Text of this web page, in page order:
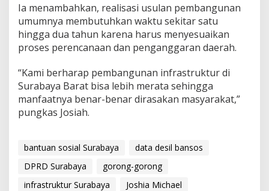
Ia menambahkan, realisasi usulan pembangunan
umumnya membutuhkan waktu sekitar satu
hingga dua tahun karena harus menyesuaikan
proses perencanaan dan penganggaran daerah.
“Kami berharap pembangunan infrastruktur di
Surabaya Barat bisa lebih merata sehingga
manfaatnya benar-benar dirasakan masyarakat,”
pungkas Josiah.
bantuan sosial Surabaya
data desil bansos
DPRD Surabaya
gorong-gorong
infrastruktur Surabaya
Joshia Michael